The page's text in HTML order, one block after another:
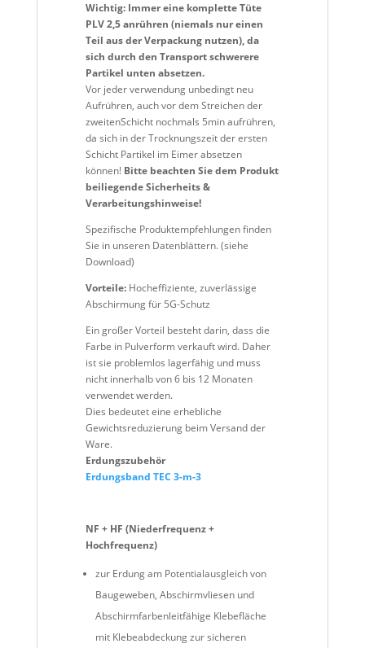
Wichtig: Immer eine komplette Tüte
PLV 2,5 anrühren (niemals nur einen
Teil aus der Verpackung nutzen), da
sich durch den Transport schwerere
Partikel unten absetzen.
Vor jeder verwendung unbedingt neu
Aufrühren, auch vor dem Streichen der
zweitenSchicht nochmals 5min aufrühren,
da sich in der Trocknungszeit der ersten
Schicht Partikel im Eimer absetzen
können! Bitte beachten Sie dem Produkt
beiliegende Sicherheits &
Verarbeitungshinweise!
Spezifische Produktempfehlungen finden
Sie in unseren Datenblättern. (siehe
Download)
Vorteile: Hocheffiziente, zuverlässige
Abschirmung für 5G-Schutz
Ein großer Vorteil besteht darin, dass die
Farbe in Pulverform verkauft wird. Daher
ist sie problemlos lagerfähig und muss
nicht innerhalb von 6 bis 12 Monaten
verwendet werden.
Dies bedeutet eine erhebliche
Gewichtsreduzierung beim Versand der
Ware.
Erdungszubehör
Erdungsband TEC 3-m-3
NF + HF (Niederfrequenz +
Hochfrequenz)
zur Erdung am Potentialausgleich von
Baugeweben, Abschirmvliesen und
Abschirmfarbenleitfähige Klebefläche
mit Klebeabdeckung zur sicheren